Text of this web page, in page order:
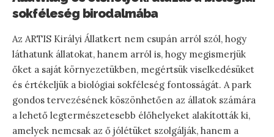
sokféleség birodalmába
Az ARTIS Királyi Állatkert nem csupán arról szól, hogy
láthatunk állatokat, hanem arról is, hogy megismerjük
őket a saját környezetükben, megértsük viselkedésüket
és értékeljük a biológiai sokféleség fontosságát. A park
gondos tervezésének köszönhetően az állatok számára
a lehető legtermészetesebb élőhelyeket alakították ki,
amelyek nemcsak az ő jólétüket szolgálják, hanem a